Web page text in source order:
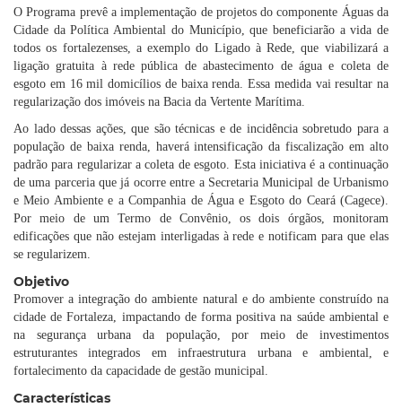
O Programa prevê a implementação de projetos do componente Águas da
Cidade da Política Ambiental do Município, que beneficiarão a vida de
todos os fortalezenses, a exemplo do Ligado à Rede, que viabilizará a
ligação gratuita à rede pública de abastecimento de água e coleta de
esgoto em 16 mil domicílios de baixa renda. Essa medida vai resultar na
regularização dos imóveis na Bacia da Vertente Marítima.
Ao lado dessas ações, que são técnicas e de incidência sobretudo para a
população de baixa renda, haverá intensificação da fiscalização em alto
padrão para regularizar a coleta de esgoto. Esta iniciativa é a continuação
de uma parceria que já ocorre entre a Secretaria Municipal de Urbanismo
e Meio Ambiente e a Companhia de Água e Esgoto do Ceará (Cagece).
Por meio de um Termo de Convênio, os dois órgãos, monitoram
edificações que não estejam interligadas à rede e notificam para que elas
se regularizem.
Objetivo
Promover a integração do ambiente natural e do ambiente construído na
cidade de Fortaleza, impactando de forma positiva na saúde ambiental e
na segurança urbana da população, por meio de investimentos
estruturantes integrados em infraestrutura urbana e ambiental, e
fortalecimento da capacidade de gestão municipal.
Características